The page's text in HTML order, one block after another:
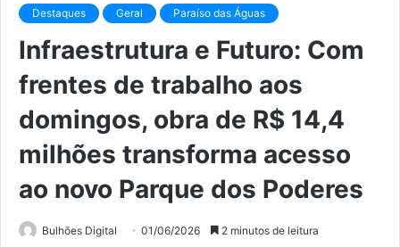
Destaques Geral Paraíso das Águas
Infraestrutura e Futuro: Com
frentes de trabalho aos
domingos, obra de R$ 14,4
milhões transforma acesso
ao novo Parque dos Poderes
Bulhões Digital 01/06/2026 2 minutos de leitura